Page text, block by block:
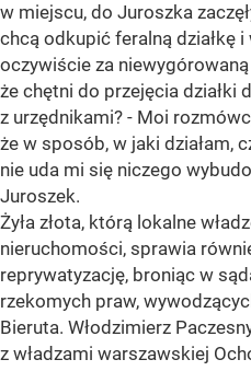
w miejscu, do Juroszka
chcą odkupić feralną działkę
oczywiście za
że chętni do przejęcia działki
z urzędnikami? - Moi
że w sposób, w jaki działam,
nie uda mi się niczego
Juroszek.
Żyła złota, którą lokalne
nieruchomości, sprawia
reprywatyzację, broniąc w
rzekomych praw,
Bieruta. Włodzimierz
z władzami warszawskiej